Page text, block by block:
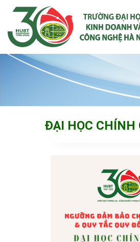
content
ĐẠI HỌC CHÍNH